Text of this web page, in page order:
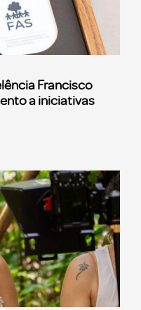
Francisco
a iniciativas